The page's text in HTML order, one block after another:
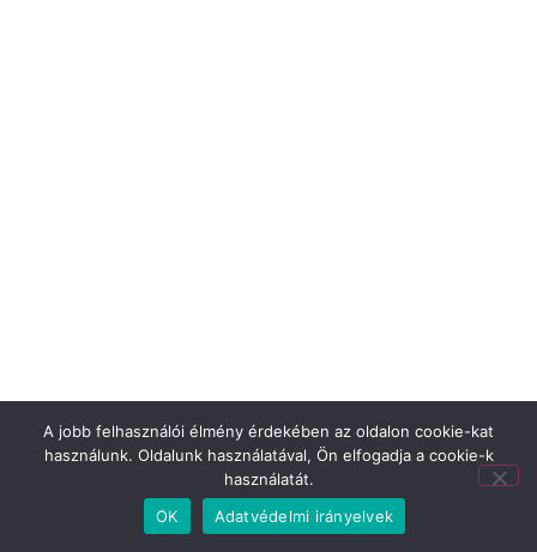
A jobb felhasználói élmény érdekében az oldalon cookie-kat
használunk. Oldalunk használatával, Ön elfogadja a cookie-k
használatát.
OK
Adatvédelmi irányelvek